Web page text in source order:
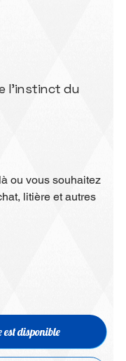
l'instinct du
ou vous souhaitez
litière et autres
disponible